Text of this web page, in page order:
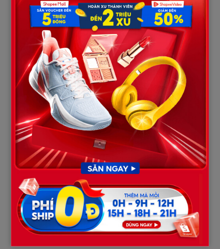
Hiện trường căn phòng xảy ra sự việc (Ảnh: Như Hoàn)
Vào cuộc xác minh, cơ quan chức năng xác định, bé H. là con
riêng của Bàn Thị Tâm (SN 2006, trú tại Tuyên Quang). Tâm
sống chung như vợ chồng với Nguyễn Minh Hiệp (SN 2004, trú
tại Ninh Bình) và thuê trọ tại phường Phú Diễn, TP Hà Nội.
Trưa 3/5, Hiệp, Tâm và cháu H. ngủ dậy tại phòng trọ. Thấy cháu
H. chậm trễ trong việc đ:ánh răng, rửa mặt, Hiệp và Tâm tát, lấy
dép đ vào mặt cháu H. nhiều lần.